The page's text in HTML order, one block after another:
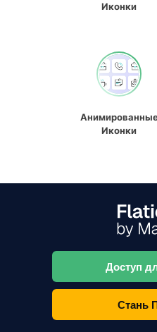
Иконки
Иконки
Доступ
Стань